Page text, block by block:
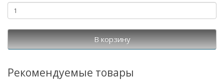
В корзину
Рекомендуемые товары